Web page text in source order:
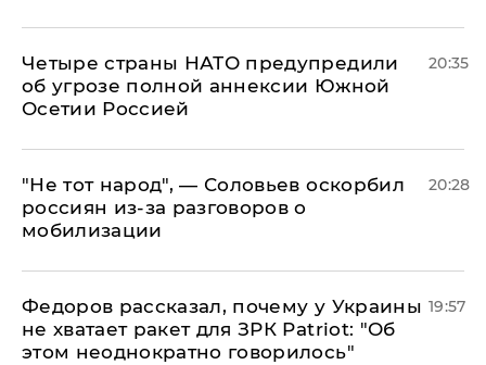
Четыре страны НАТО предупредили
об угрозе полной аннексии Южной
Осетии Россией
20:35
​"Не тот народ", — Соловьев оскорбил
россиян из-за разговоров о
мобилизации
20:28
Федоров рассказал, почему у Украины
не хватает ракет для ЗРК Patriot: "Об
этом неоднократно говорилось"
19:57